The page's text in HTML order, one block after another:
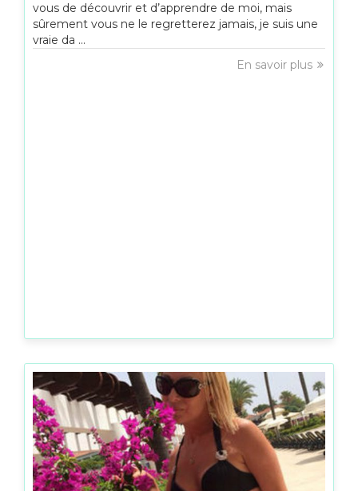
vous de découvrir et d’apprendre de moi, mais
sûrement vous ne le regretterez jamais, je suis une
vraie da ...
En savoir plus